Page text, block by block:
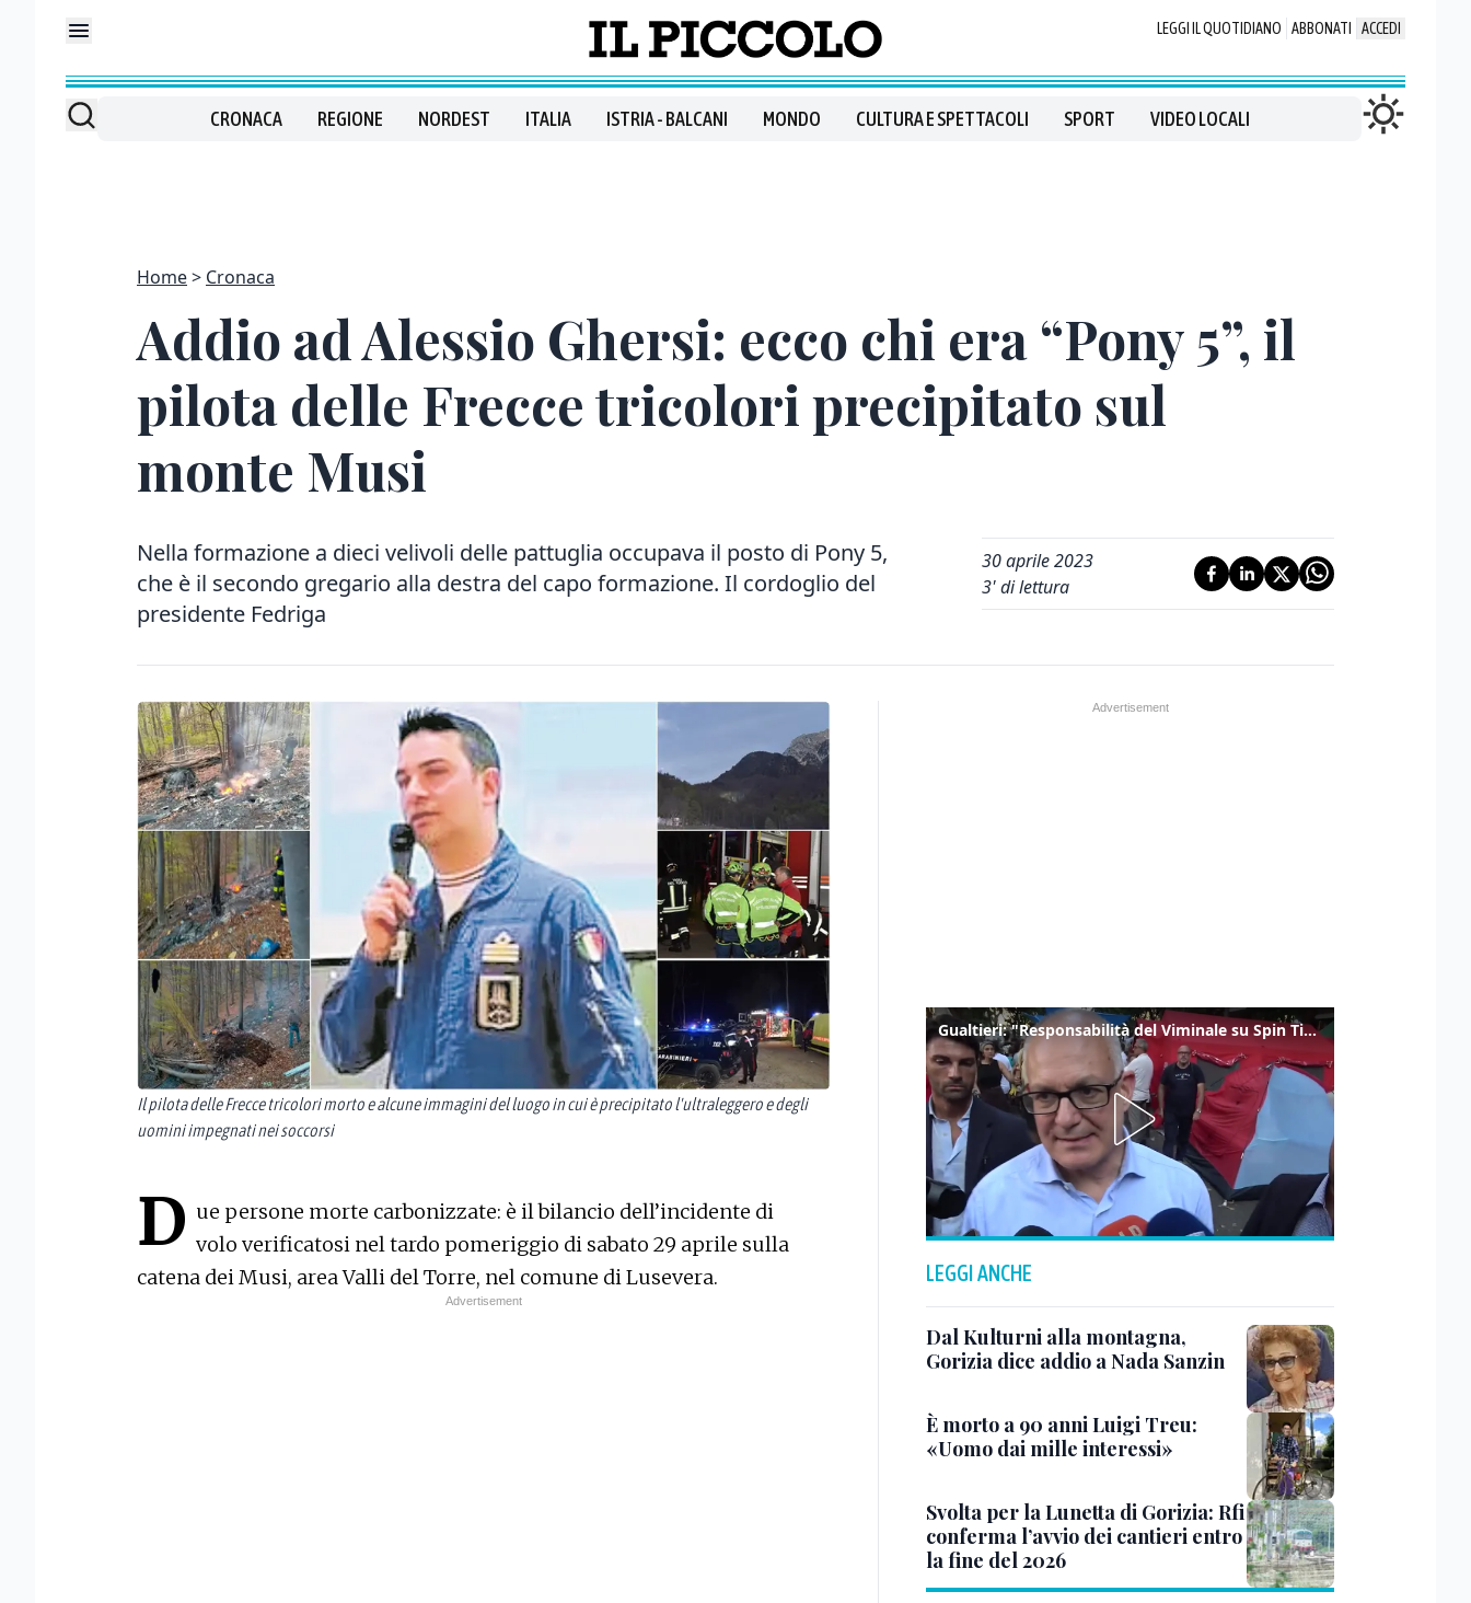
LEGGI IL QUOTIDIANO ABBONATI ACCEDI
CRONACA REGIONE NORDEST ITALIA ISTRIA - BALCANI MONDO CULTURA E SPETTACOLI SPORT VIDEO LOCALI
Home Cronaca
Addio ad Alessio Ghersi: ecco chi era “Pony 5”, il
pilota delle Frecce tricolori precipitato sul
monte Musi
Nella formazione a dieci velivoli delle pattuglia occupava il posto di Pony 5,
che è il secondo gregario alla destra del capo formazione. Il cordoglio del
presidente Fedriga
30 aprile 2023
3' di lettura
Il pilota delle Frecce tricolori morto e alcune immagini del luogo in cui è precipitato l'ultraleggero e degli
uomini impegnati nei soccorsi
D ue persone morte carbonizzate: è il bilancio dell’incidente di
volo verificatosi nel tardo pomeriggio di sabato 29 aprile sulla
catena dei Musi, area Valli del Torre, nel comune di Lusevera.
Gualtieri: "Responsabilità del Viminale su Spin Time? La posizione dei partiti è nota"
LEGGI ANCHE
Dal Kulturni alla montagna,
Gorizia dice addio a Nada Sanzin
È morto a 90 anni Luigi Treu:
«Uomo dai mille interessi»
Svolta per la Lunetta di Gorizia: Rfi
conferma l’avvio dei cantieri entro
la fine del 2026